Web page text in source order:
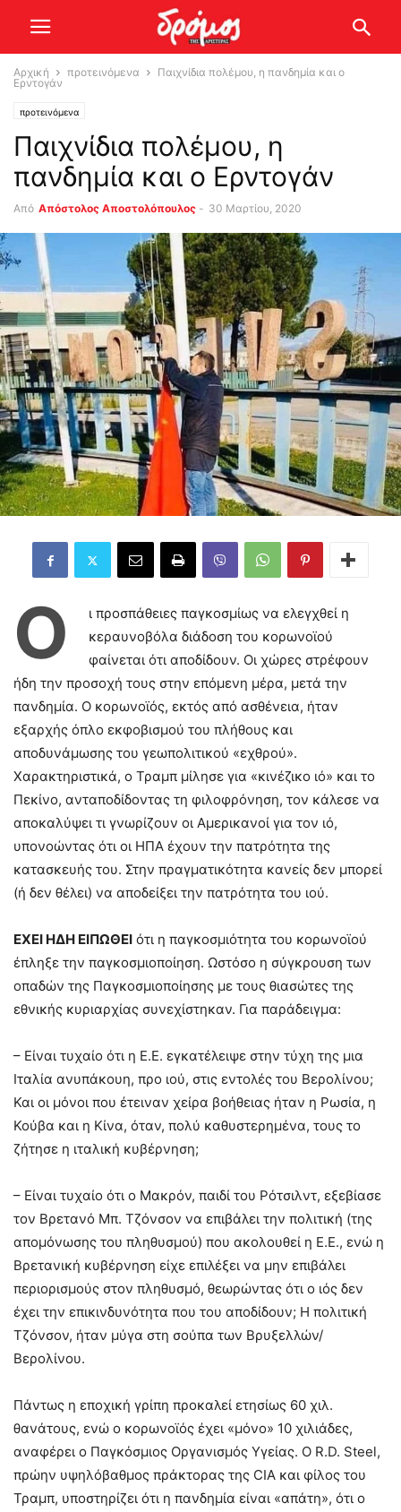
Αρχική προτεινόμενα
Παιχνίδια πολέμου, η πανδημία και ο
Ερντογάν
προτεινόμενα
Παιχνίδια πολέμου, η
πανδημία και ο Ερντογάν
Από Απόστολος Αποστολόπουλος - 30 Μαρτίου, 2020
Ο
ι προσπάθειες παγκοσμίως να ελεγχθεί η
κεραυνοβόλα διάδοση του κορωνοϊού
φαίνεται ότι αποδίδουν. Οι χώρες στρέφουν
ήδη την προσοχή τους στην επόμενη μέρα, μετά την
πανδημία. Ο κορωνοϊός, εκτός από ασθένεια, ήταν
εξαρχής όπλο εκφοβισμού του πλήθους και
αποδυνάμωσης του γεωπολιτικού «εχθρού».
Χαρακτηριστικά, ο Τραμπ μίλησε για «κινέζικο ιό» και το
Πεκίνο, ανταποδίδοντας τη φιλοφρόνηση, τον κάλεσε να
αποκαλύψει τι γνωρίζουν οι Αμερικανοί για τον ιό,
υπονοώντας ότι οι ΗΠΑ έχουν την πατρότητα της
κατασκευής του. Στην πραγματικότητα κανείς δεν μπορεί
(ή δεν θέλει) να αποδείξει την πατρότητα του ιού.
ΕΧΕΙ ΗΔΗ ΕΙΠΩΘΕΙ ότι η παγκοσμιότητα του κορωνοϊού
έπληξε την παγκοσμιοποίηση. Ωστόσο η σύγκρουση των
οπαδών της Παγκοσμιοποίησης με τους θιασώτες της
εθνικής κυριαρχίας συνεχίστηκαν. Για παράδειγμα:
– Είναι τυχαίο ότι η Ε.Ε. εγκατέλειψε στην τύχη της μια
Ιταλία ανυπάκουη, προ ιού, στις εντολές του Βερολίνου;
Και οι μόνοι που έτειναν χείρα βοήθειας ήταν η Ρωσία, η
Κούβα και η Κίνα, όταν, πολύ καθυστερημένα, τους το
ζήτησε η ιταλική κυβέρνηση;
– Είναι τυχαίο ότι ο Μακρόν, παιδί του Ρότσιλντ, εξεβίασε
τον Βρετανό Μπ. Τζόνσον να επιβάλει την πολιτική (της
απομόνωσης του πληθυσμού) που ακολουθεί η Ε.Ε., ενώ η
Βρετανική κυβέρνηση είχε επιλέξει να μην επιβάλει
περιορισμούς στον πληθυσμό, θεωρώντας ότι ο ιός δεν
έχει την επικινδυνότητα που του αποδίδουν; Η πολιτική
Τζόνσον, ήταν μύγα στη σούπα των Βρυξελλών/
Βερολίνου.
Πάντως η εποχική γρίπη προκαλεί ετησίως 60 χιλ.
θανάτους, ενώ ο κορωνοϊός έχει «μόνο» 10 χιλιάδες,
αναφέρει ο Παγκόσμιος Οργανισμός Υγείας. Ο R.D. Steel,
πρώην υψηλόβαθμος πράκτορας της CIA και φίλος του
Τραμπ, υποστηρίζει ότι η πανδημία είναι «απάτη», ότι ο